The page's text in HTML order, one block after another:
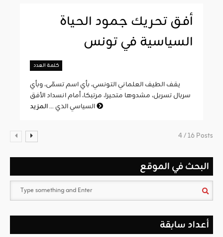
أفق تحريك جمود الحياة
السياسية في تونس
كلمة العدد
يقف الطيف العلماني التونسي، بأي اسم تسمّى، وبأي
سربال تسربل، مشدوها متحيرا، مرتبكا، أمام انسداد الأفق
السياسي الذي ...
4 / 16 Posts
البحث في الموقع
أعداد سابقة